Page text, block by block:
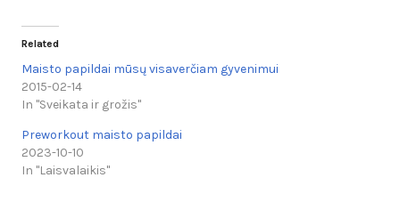
Related
Maisto papildai mūsų visaverčiam gyvenimui
2015-02-14
In "Sveikata ir grožis"
Preworkout maisto papildai
2023-10-10
In "Laisvalaikis"